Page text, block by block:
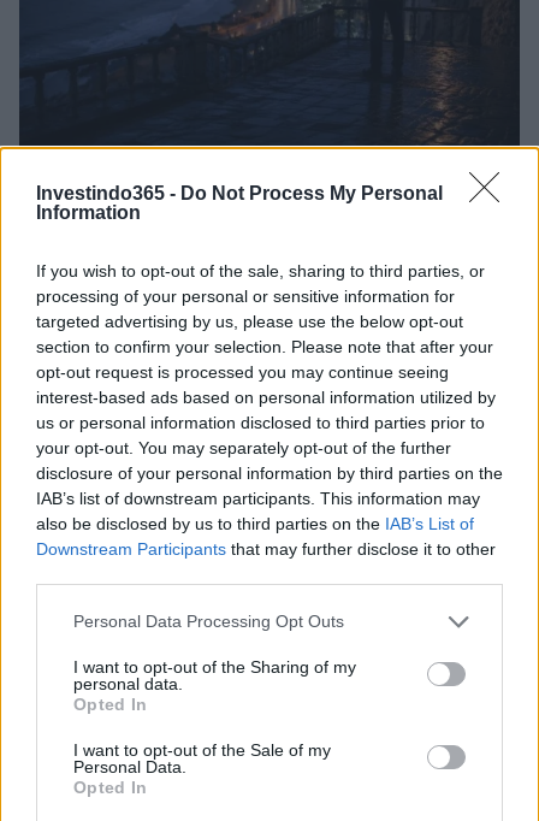
Investindo365 - Do Not Process My Personal
Information
If you wish to opt-out of the sale, sharing to third parties, or
processing of your personal or sensitive information for
targeted advertising by us, please use the below opt-out
section to confirm your selection. Please note that after your
opt-out request is processed you may continue seeing
interest-based ads based on personal information utilized by
us or personal information disclosed to third parties prior to
your opt-out. You may separately opt-out of the further
disclosure of your personal information by third parties on the
IAB’s list of downstream participants. This information may
also be disclosed by us to third parties on the IAB’s List of
Downstream Participants that may further disclose it to other
Please note that this website/app uses one or more Google
not limited to your visit or usage behaviour. You may click to
grant or deny consent to Google and its third-party tags to
use your data for below specified purposes in below Google
consent section.
Personal Data Processing Opt Outs
I want to opt-out of the Sharing of my
personal data.
Opted In
I want to opt-out of the Sale of my
Personal Data.
Opted In
Preparação do turismo para o Super El Niño: estratégias e
desafios
INVESTIMENTOS
Principais ações recomendadas para dividendos em agosto de
Bruno Costa · 6 ago 2026
COTAÇÕES CRYPTO